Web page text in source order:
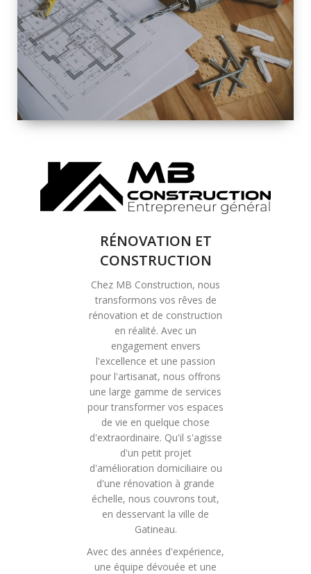
EXTÉRIEURE
SOLUTIONS DE
RÉNOVATION
COMPLÈTE
RÉNOVATION ET
CONSTRUCTION
Chez MB Construction, nous
transformons vos rêves de
rénovation et de construction
en réalité. Avec un
engagement envers
l'excellence et une passion
pour l'artisanat, nous offrons
une large gamme de services
pour transformer vos espaces
de vie en quelque chose
d'extraordinaire. Qu'il s'agisse
d'un petit projet
d'amélioration domiciliaire ou
d'une rénovation à grande
échelle, nous couvrons tout,
en desservant la ville de
Gatineau.
Avec des années d'expérience,
une équipe dévouée et une